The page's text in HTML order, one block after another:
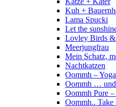
Kuh +
Lama Spucki
Let the
Lovley Birds &
Meerjungfrau
Mein Schatz,
Nachtkatzen
Oommh –
Oommh …
Oommh Pure
Oommh.. Take